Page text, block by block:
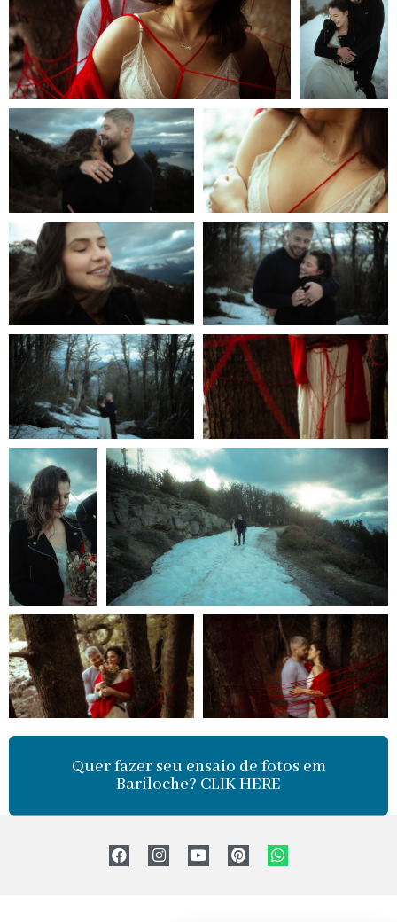
Quer fazer seu ensaio de fotos em
Bariloche? CLIK HERE